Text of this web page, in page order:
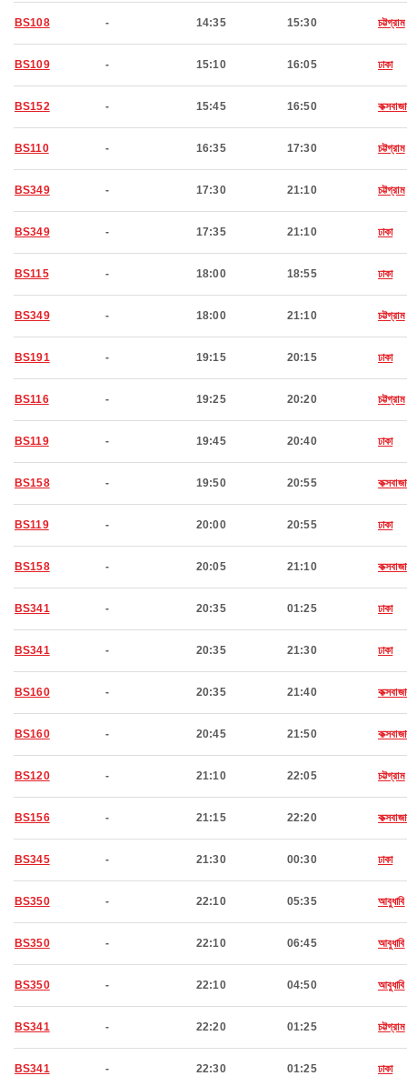
BS108 - 14:35 15:30 চট্টগ্রাম
BS109 - 15:10 16:05 ঢাকা
BS152 - 15:45 16:50
BS110 - 16:35 17:30 চট্টগ্রাম
BS349 - 17:30 21:10 চট্টগ্রাম
BS349 - 17:35 21:10 ঢাকা
BS115 - 18:00 18:55 ঢাকা
BS349 - 18:00 21:10 চট্টগ্রাম
BS191 - 19:15 20:15 ঢাকা
BS116 - 19:25 20:20 চট্টগ্রাম
BS119 - 19:45 20:40 ঢাকা
BS158 - 19:50 20:55
BS119 - 20:00 20:55 ঢাকা
BS158 - 20:05 21:10
BS341 - 20:35 01:25 ঢাকা
BS341 - 20:35 21:30 ঢাকা
BS160 - 20:35 21:40
BS160 - 20:45 21:50
BS120 - 21:10 22:05 চট্টগ্রাম
BS156 - 21:15 22:20
BS345 - 21:30 00:30 ঢাকা
BS350 - 22:10 05:35 আবুধাবি
BS350 - 22:10 06:45 আবুধাবি
BS350 - 22:10 04:50 আবুধাবি
BS341 - 22:20 01:25 চট্টগ্রাম
BS341 - 22:30 01:25 ঢাকা